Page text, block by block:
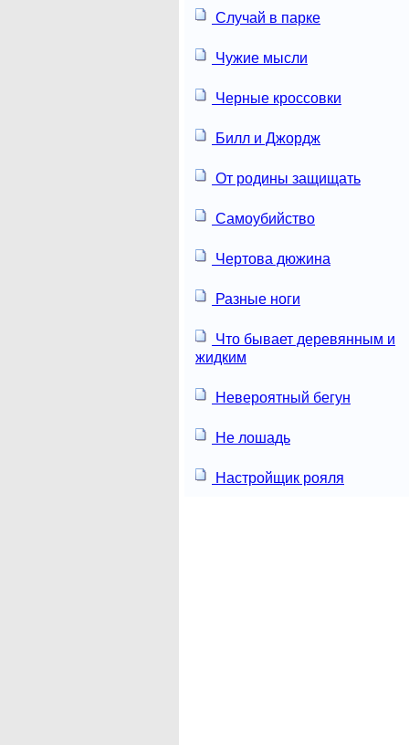
Случай в парке
Чужие мысли
Черные кроссовки
Билл и Джордж
От родины защищать
Самоубийство
Чертова дюжина
Разные ноги
Что бывает деревянным и
жидким
Невероятный бегун
Не лошадь
Настройщик рояля